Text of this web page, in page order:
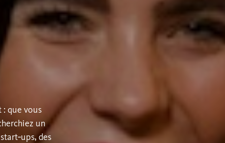
que vous
un
des